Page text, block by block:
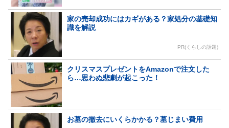
家の売却成功にはカギがある？家処分の基礎知
識を解説
PR(くらしの話題)
クリスマスプレゼントをAmazonで注文した
ら…思わぬ悲劇が起こった！
お墓の撤去にいくらかかる？墓じまい費用